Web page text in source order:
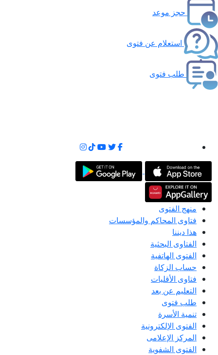
حجز موعد
استعلام عن فتوى
طلب فتوى
منهج الفتوى
فتاوى المحاكم والمؤسسات
هذا ديننا
الفتاوى البحثية
الفتوى الهاتفية
حساب الزكاة
فتاوى الأقليات
التعليم عن بعد
طلب فتوى
تنمية الأسرة
الفتوى الإلكترونية
المركز الإعلامى
الفتوى الشفوية